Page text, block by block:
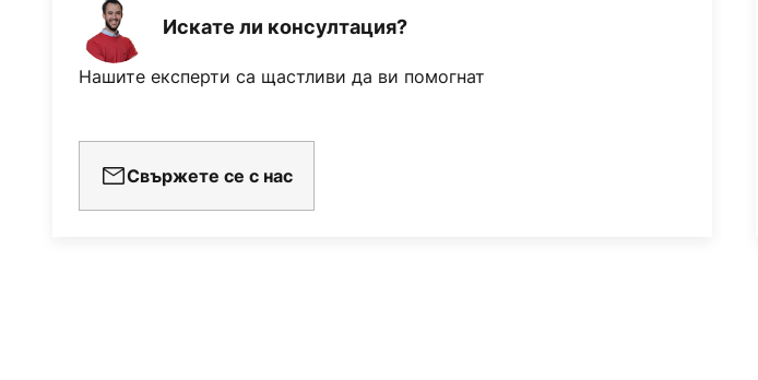
Искате ли консултация?
Нашите експерти са щастливи да ви помогнат
Свържете се с нас